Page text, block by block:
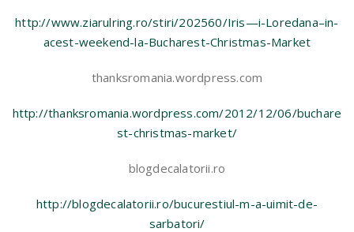
http://www.ziarulring.ro/stiri/202560/Iris—i-Loredana–in-
acest-weekend-la-Bucharest-Christmas-Market
thanksromania.wordpress.com
http://thanksromania.wordpress.com/2012/12/06/buchare
st-christmas-market/
blogdecalatorii.ro
http://blogdecalatorii.ro/bucurestiul-m-a-uimit-de-
sarbatori/